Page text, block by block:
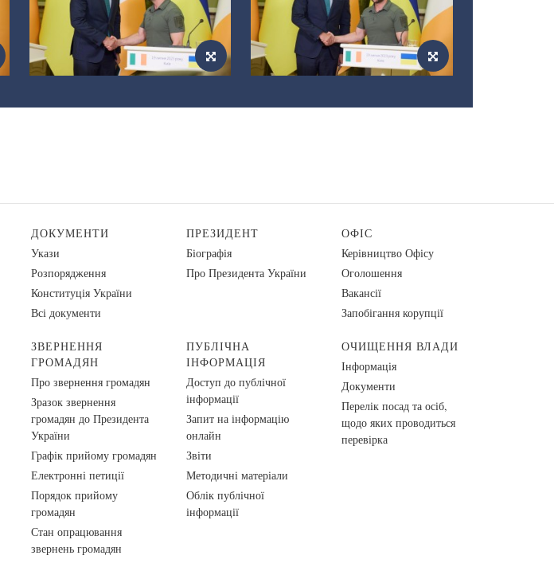
ДОКУМЕНТИ
Укази
Розпорядження
Конституція України
Всі документи
ПРЕЗИДЕНТ
Біографія
Про Президента України
ОФІС
Керівництво Офісу
Оголошення
Вакансії
Запобігання корупції
ЗВЕРНЕННЯ
ГРОМАДЯН
Про звернення громадян
Зразок звернення
громадян до Президента
України
Графік прийому громадян
Електронні петиції
Порядок прийому
громадян
Стан опрацювання
звернень громадян
ПУБЛІЧНА
ІНФОРМАЦІЯ
Доступ до публічної
інформації
Запит на інформацію
онлайн
Звіти
Методичні матеріали
Облік публічної
інформації
ОЧИЩЕННЯ ВЛАДИ
Інформація
Документи
Перелік посад та осіб,
щодо яких проводиться
перевірка